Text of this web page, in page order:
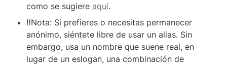
como se sugiere aquí.
‼Nota: Si prefieres o necesitas permanecer
anónimo, siéntete libre de usar un alias. Sin
embargo, usa un nombre que suene real, en
lugar de un eslogan, una combinación de